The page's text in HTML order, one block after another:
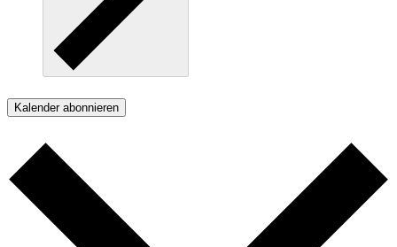
Kalender abonnieren